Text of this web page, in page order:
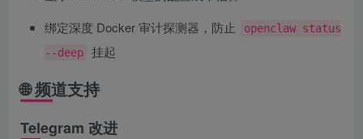
绑定深度 Docker 审计探测器，防止
openclaw status
--deep
挂起
🌐 频道支持
Telegram 改进